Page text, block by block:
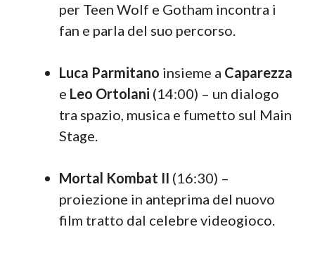
per Teen Wolf e Gotham incontra i
fan e parla del suo percorso.
Luca Parmitano insieme a Caparezza
e Leo Ortolani (14:00) – un dialogo
tra spazio, musica e fumetto sul Main
Stage.
Mortal Kombat II (16:30) –
proiezione in anteprima del nuovo
film tratto dal celebre videogioco.